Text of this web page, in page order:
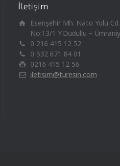
İletişim
Esenşehir Mh. Nato Yolu
No:13/1 Y.Dudullu –
0 216 415 12 52
0 532 671 84 01
0216 415 12 56
iletisim@turesin.com